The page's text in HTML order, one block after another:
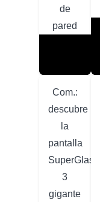
de
pared
Com.:
descubre
la
pantalla
SuperGlass
3
gigante